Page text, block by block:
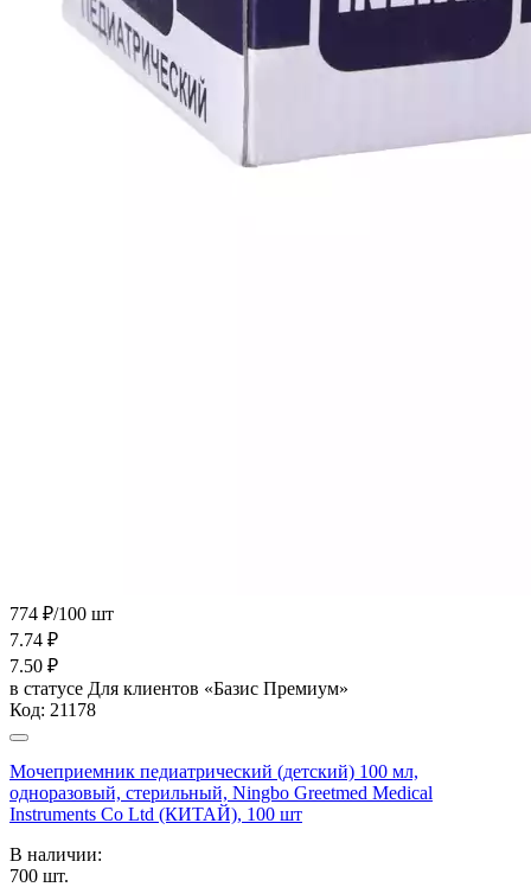
774 ₽/100 шт
7.74 ₽
7.50 ₽
в статусе Для клиентов «Базис Премиум»
Код: 21178
Мочеприемник педиатрический (детский) 100 мл,
одноразовый, стерильный, Ningbo Greetmed Medical
Instruments Co Ltd (КИТАЙ), 100 шт
В наличии:
700 шт.